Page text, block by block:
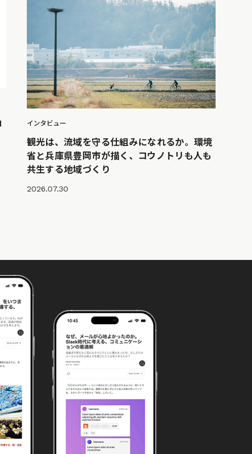
インタビュー
観光は、流域を守る仕組みになれるか。環境
省と兵庫県豊岡市が描く、コウノトリも人も
共生する地域づくり
2026.07.30